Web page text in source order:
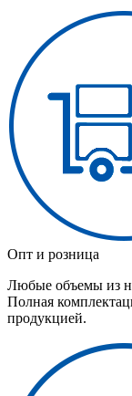
Опт и розница
Любые объемы из
Полная
продукцией.